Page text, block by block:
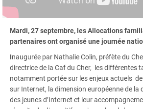
Mardi, 27 septembre, les Allocations
partenaires ont organisé une journée
Inaugurée par Nathalie Colin, préfète du
directrice de la Caf du Cher, les différentes
notamment portée sur les enjeux actuels
sur Internet, la dimension européenne de la
des jeunes d’Internet et leur